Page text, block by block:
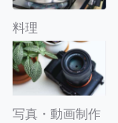
料理
写真・動画制作